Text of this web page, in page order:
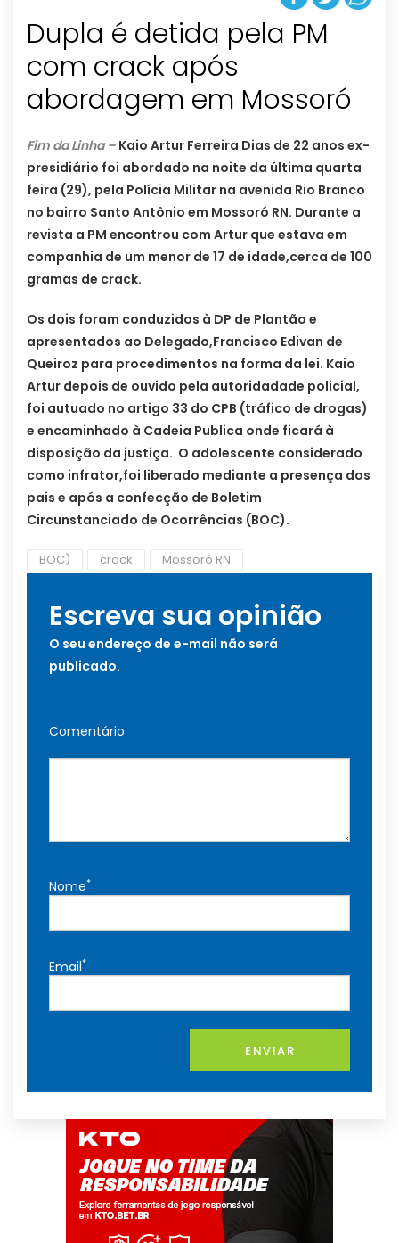
Dupla é detida pela PM
com crack após
abordagem em Mossoró
Fim da Linha – Kaio Artur Ferreira Dias de 22 anos ex-
presidiário foi abordado na noite da última quarta
feira (29), pela Polícia Militar na avenida Rio Branco
no bairro Santo Antônio em Mossoró RN. Durante a
revista a PM encontrou com Artur que estava em
companhia de um menor de 17 de idade,cerca de 100
gramas de crack.
Os dois foram conduzidos à DP de Plantão e
apresentados ao Delegado,Francisco Edivan de
Queiroz para procedimentos na forma da lei. Kaio
Artur depois de ouvido pela autoridadade policial,
foi autuado no artigo 33 do CPB (tráfico de drogas)
e encaminhado à Cadeia Publica onde ficará à
disposição da justiça. O adolescente considerado
como infrator,foi liberado mediante a presença dos
pais e após a confecção de Boletim
Circunstanciado de Ocorrências (BOC).
BOC) crack Mossoró RN
Escreva sua opinião
O seu endereço de e-mail não será
publicado.
Comentário
Nome*
Email*
ENVIAR